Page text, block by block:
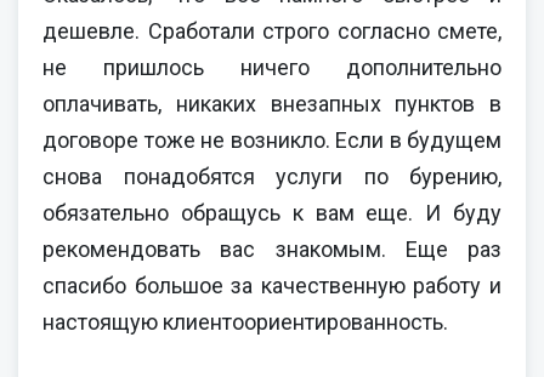
дешевле. Сработали строго согласно смете,
не пришлось ничего дополнительно
оплачивать, никаких внезапных пунктов в
договоре тоже не возникло. Если в будущем
снова понадобятся услуги по бурению,
обязательно обращусь к вам еще. И буду
рекомендовать вас знакомым. Еще раз
спасибо большое за качественную работу и
настоящую клиентоориентированность.